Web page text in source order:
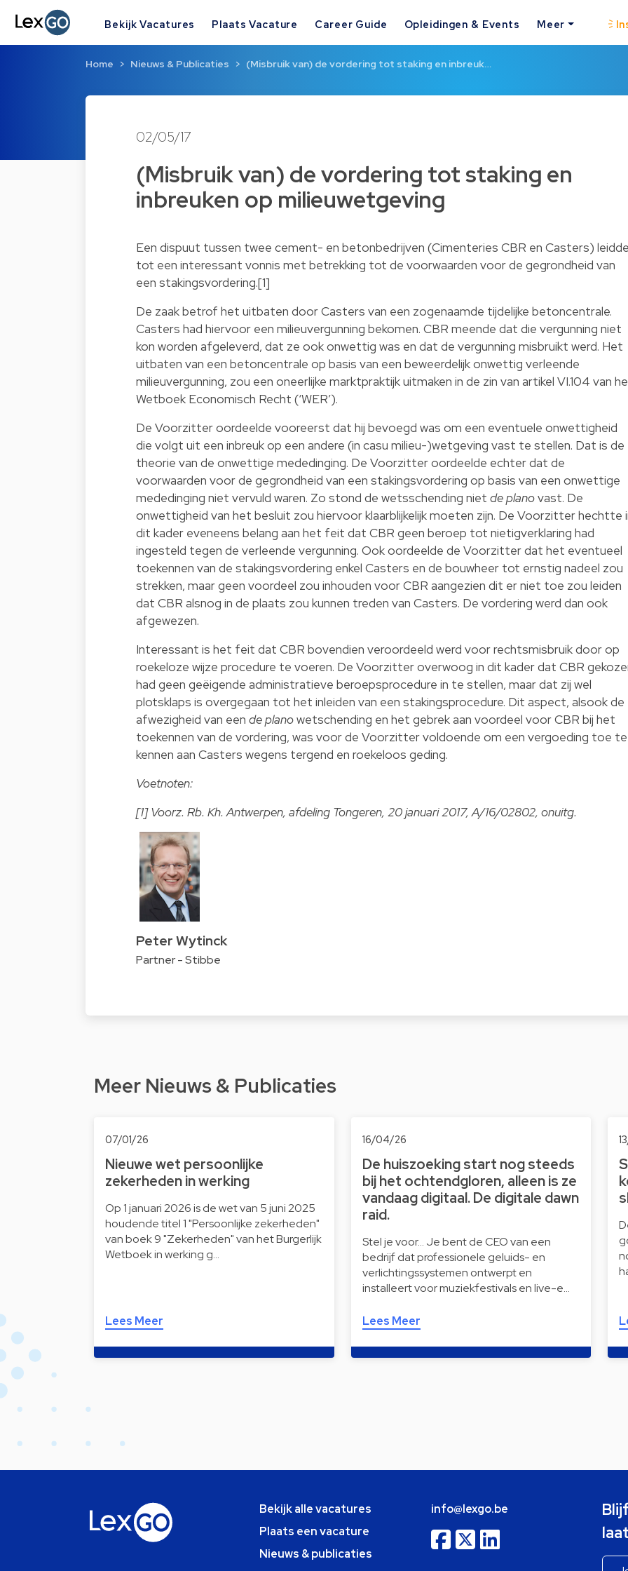
Bekijk Vacatures Plaats Vacature Career Guide Opleidingen & Events Meer
Home Nieuws & Publicaties (Misbruik van) de vordering tot staking en inbreuk…
02/05/17
(Misbruik van) de vordering tot staking en
inbreuken op milieuwetgeving
Een dispuut tussen twee cement- en betonbedrijven (Cimenteries CBR en Casters)
tot een interessant vonnis met betrekking tot de voorwaarden voor de gegrondheid van
een stakingsvordering.[1]
De zaak betrof het uitbaten door Casters van een zogenaamde tijdelijke betoncentrale.
Casters had hiervoor een milieuvergunning bekomen. CBR meende dat die vergunning niet
kon worden afgeleverd, dat ze ook onwettig was en dat de vergunning misbruikt werd. Het
uitbaten van een betoncentrale op basis van een beweerdelijk onwettig verleende
milieuvergunning, zou een oneerlijke marktpraktijk uitmaken in de zin van artikel VI.104 van
Wetboek Economisch Recht (‘WER’).
De Voorzitter oordeelde vooreerst dat hij bevoegd was om een eventuele onwettigheid
die volgt uit een inbreuk op een andere (in casu milieu-)wetgeving vast te stellen. Dat is de
theorie van de onwettige mededinging. De Voorzitter oordeelde echter dat de
voorwaarden voor de gegrondheid van een stakingsvordering op basis van een onwettige
mededinging niet vervuld waren. Zo stond de wetsschending niet de planovast. De
onwettigheid van het besluit zou hiervoor klaarblijkelijk moeten zijn. De Voorzitter hechtte
dit kader eveneens belang aan het feit dat CBR geen beroep tot nietigverklaring had
ingesteld tegen de verleende vergunning. Ook oordeelde de Voorzitter dat het eventueel
toekennen van de stakingsvordering enkel Casters en de bouwheer tot ernstig nadeel zou
strekken, maar geen voordeel zou inhouden voor CBR aangezien dit er niet toe zou leiden
dat CBR alsnog in de plaats zou kunnen treden van Casters. De vordering werd dan ook
afgewezen.
Interessant is het feit dat CBR bovendien veroordeeld werd voor rechtsmisbruik door op
roekeloze wijze procedure te voeren. De Voorzitter overwoog in dit kader dat CBR
had geen geëigende administratieve beroepsprocedure in te stellen, maar dat zij wel
plotsklaps is overgegaan tot het inleiden van een stakingsprocedure. Dit aspect, alsook de
afwezigheid van een de planowetschending en het gebrek aan voordeel voor CBR bij het
toekennen van de vordering, was voor de Voorzitter voldoende om een vergoeding toe te
kennen aan Casters wegens tergend en roekeloos geding.
Voetnoten:
[1] Voorz. Rb. Kh. Antwerpen, afdeling Tongeren, 20 januari 2017, A/16/02802, onuitg.
Peter Wytinck
Partner - Stibbe
Meer Nieuws & Publicaties
07/01/26
Nieuwe wet persoonlijke
zekerheden in werking
Op 1 januari 2026 is de wet van 5 juni 2025
houdende titel 1 "Persoonlijke zekerheden"
van boek 9 "Zekerheden" van het Burgerlijk
Wetboek in werking g…
Lees Meer
16/04/26
De huiszoeking start nog steeds
bij het ochtendgloren, alleen is ze
vandaag digitaal. De digitale dawn
raid.
Stel je voor… Je bent de CEO van een
bedrijf dat professionele geluids- en
verlichtingssystemen ontwerpt en
installeert voor muziekfestivals en live-e…
Lees Meer
Bekijk alle vacatures
Plaats een vacature
Nieuws & publicaties
info@lexgo.be